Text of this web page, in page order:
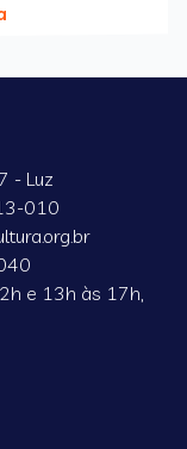
- Luz
010
e 13h às 17h,